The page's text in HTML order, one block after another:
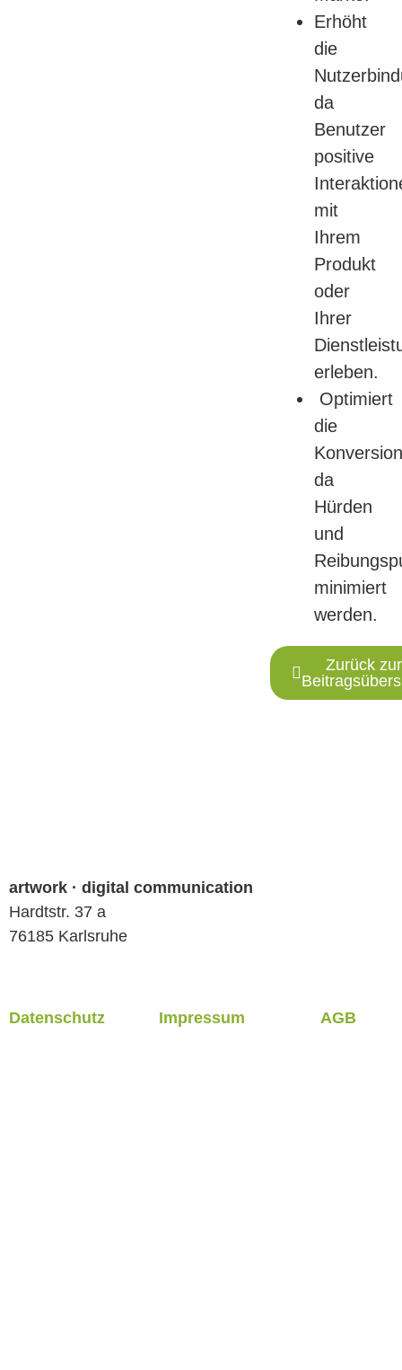
Erhöht
die
da
Benutzer
positive
mit
Ihrem
Produkt
oder
Ihrer
erleben.
Optimiert
die
da
Hürden
und
minimiert
werden.
Zurück zur
artwork · digital communication
Hardtstr. 37 a
76185 Karlsruhe
Datenschutz Impressum AGB